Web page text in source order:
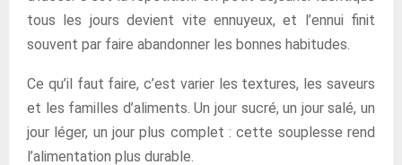
tous les jours devient vite ennuyeux, et l’ennui finit
souvent par faire abandonner les bonnes habitudes.
Ce qu’il faut faire, c’est varier les textures, les saveurs
et les familles d’aliments. Un jour sucré, un jour salé, un
jour léger, un jour plus complet : cette souplesse rend
l’alimentation plus durable.